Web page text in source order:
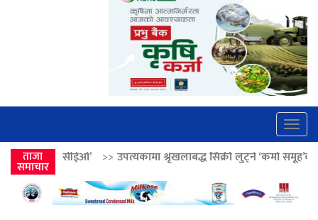
ताजा
समाचार
उपत्यकामा श्रृंखलाबद्ध सिक्री लुट्ने ‘कर्मा समूह’का नाइकेसहित पाँच